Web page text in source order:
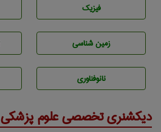
فیزیک
زمين شناسی
نانوفناوری
دیکشنری تخصصی علوم پزشکی